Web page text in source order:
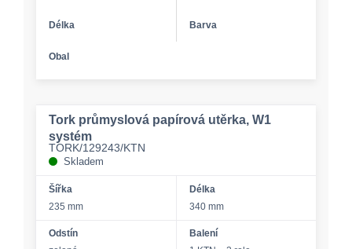
Délka Barva
Obal
Tork průmyslová papírová utěrka, W1
systém
TORK/129243/KTN
Skladem
Šířka
235 mm
Délka
340 mm
Odstín
Balení